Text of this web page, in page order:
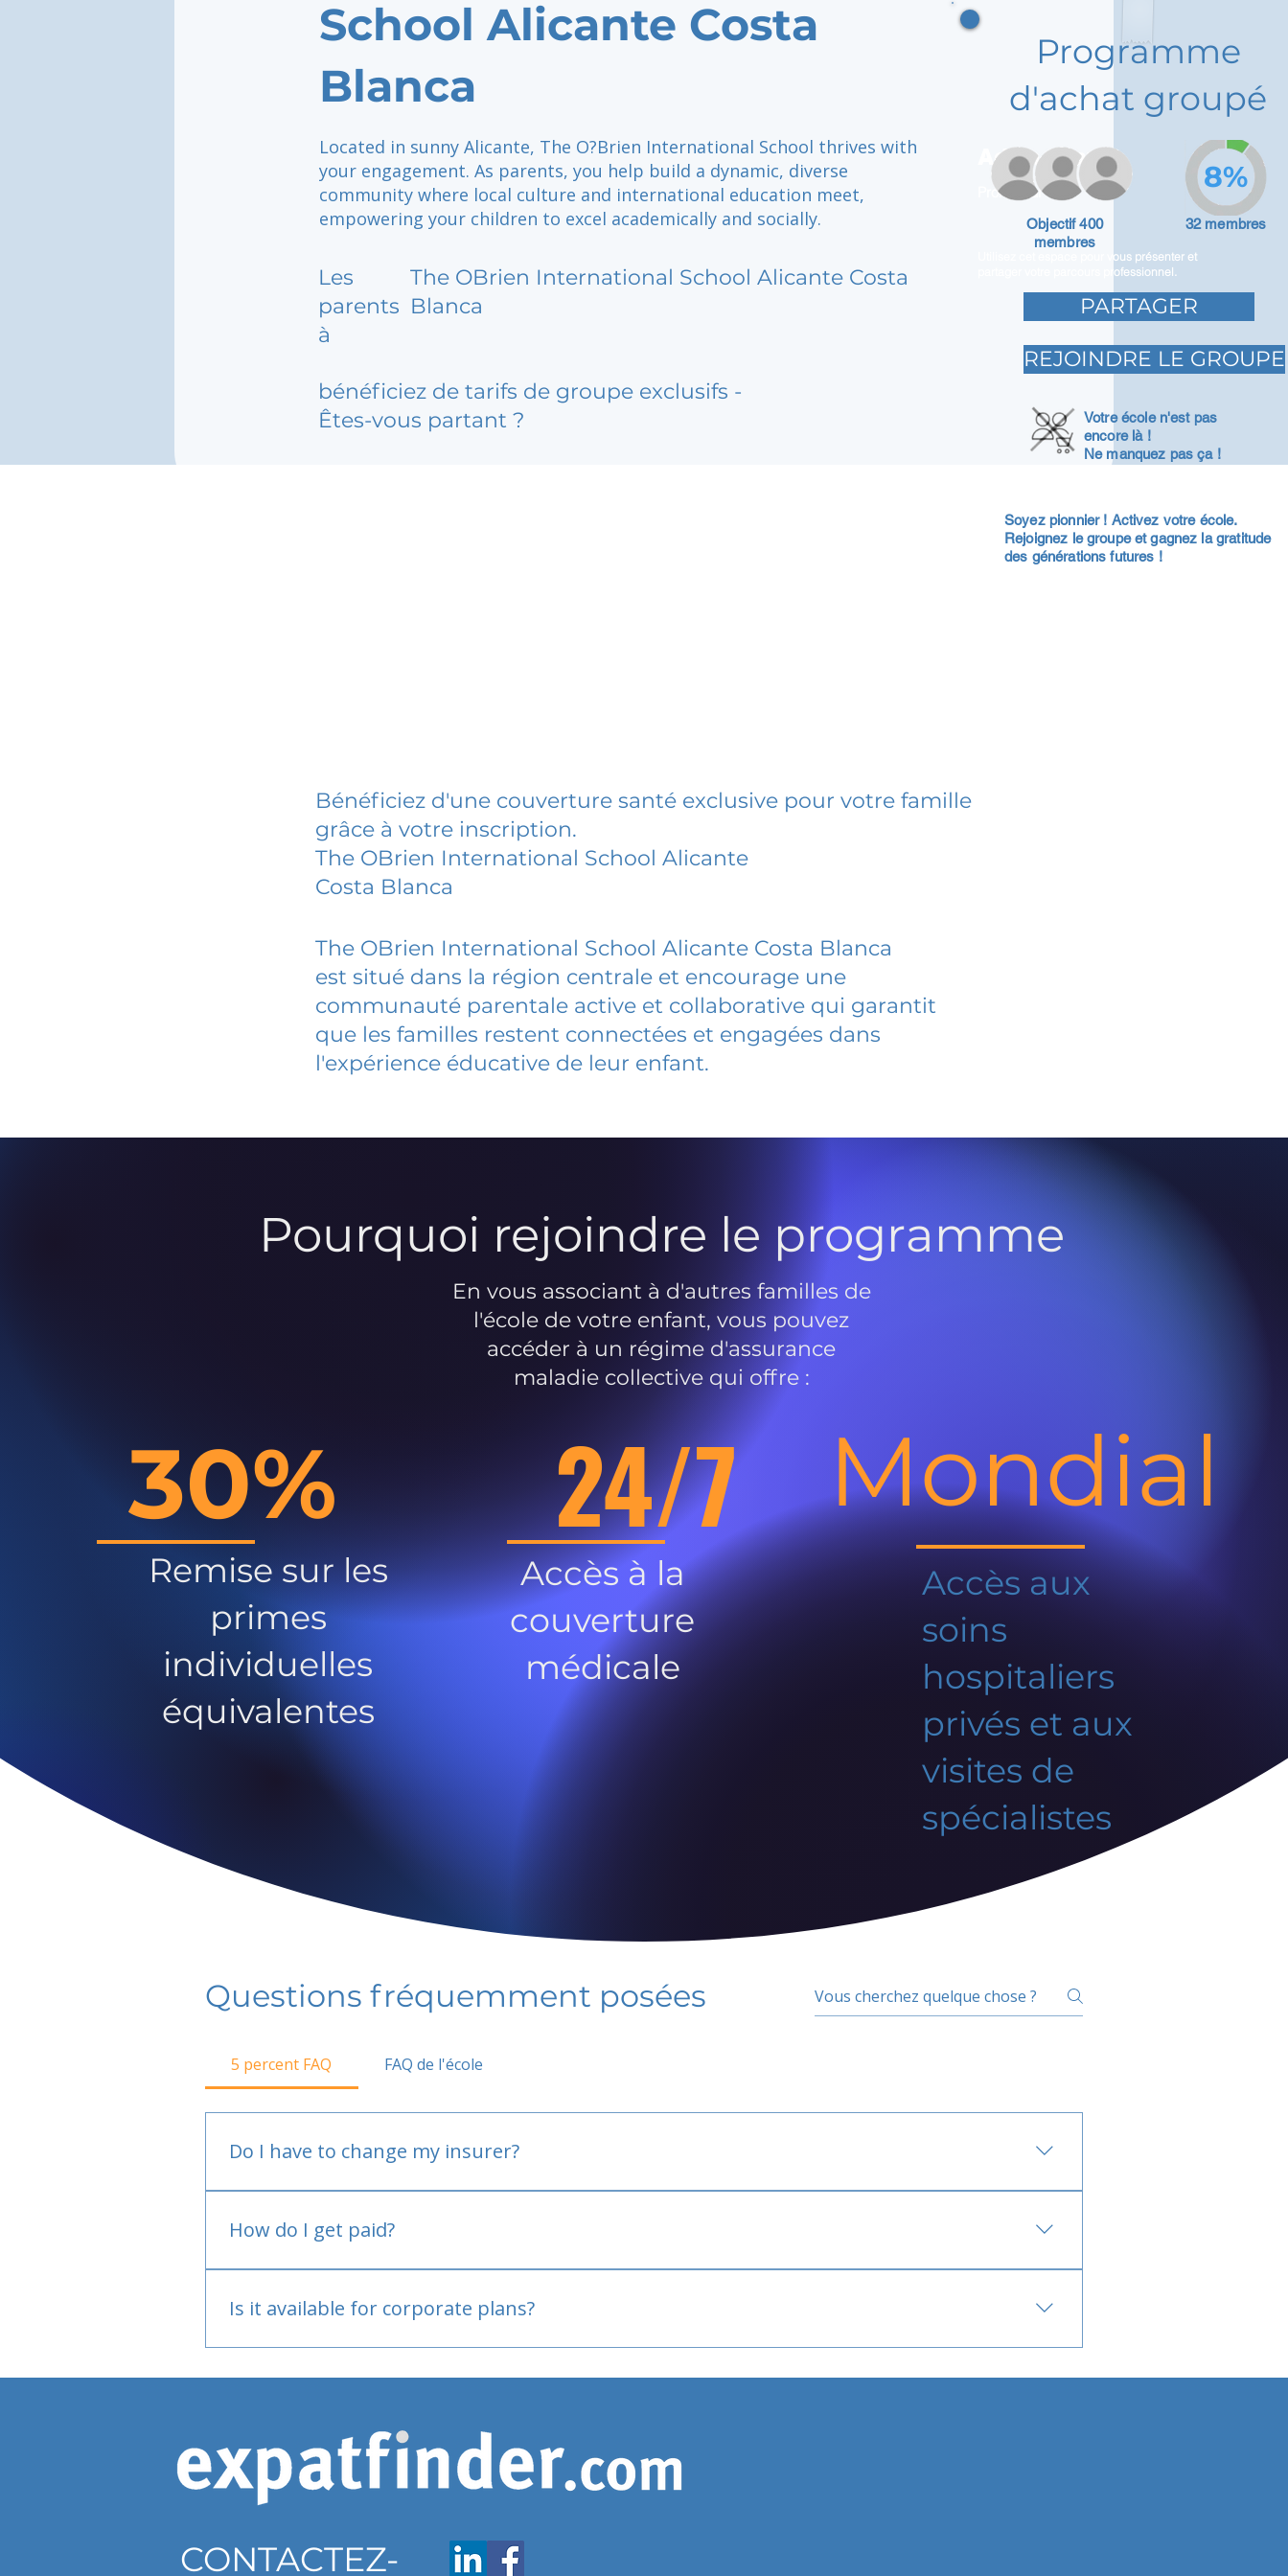
School Alicante Costa
Blanca
Located in sunny Alicante, The O?Brien International School thrives with
your engagement. As parents, you help build a dynamic, diverse
community where local culture and international education meet,
empowering your children to excel academically and socially.
Les
parents
à
The OBrien International School Alicante Costa
Blanca
bénéficiez de tarifs de groupe exclusifs -
Êtes-vous partant ?
Adam Caar
Promoteur
Utilisez cet espace pour vous présenter et
partager votre parcours professionnel.
Programme
d'achat groupé
Objectif 400
membres
32 membres
8%
PARTAGER
REJOINDRE LE GROUPE
Votre école n'est pas
encore là !
Ne manquez pas ça !
Soyez pionnier ! Activez votre école.
Rejoignez le groupe et gagnez la gratitude
des générations futures !
Bénéficiez d'une couverture santé exclusive pour votre famille
grâce à votre inscription.
The OBrien International School Alicante
Costa Blanca
The OBrien International School Alicante Costa Blanca
est situé dans la région centrale et encourage une
communauté parentale active et collaborative qui garantit
que les familles restent connectées et engagées dans
l'expérience éducative de leur enfant.
Pourquoi rejoindre le programme
En vous associant à d'autres familles de
l'école de votre enfant, vous pouvez
accéder à un régime d'assurance
maladie collective qui offre :
30%
Remise sur les
primes
individuelles
équivalentes
24/7
Accès à la
couverture
médicale
Mondial
Accès aux
soins
hospitaliers
privés et aux
visites de
spécialistes
Questions fréquemment posées
5 percent FAQ FAQ de l'école
Do I have to change my insurer?
How do I get paid?
Is it available for corporate plans?
CONTACTEZ-